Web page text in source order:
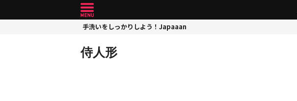
手洗いをしっかりしよう！Japaaan
侍人形